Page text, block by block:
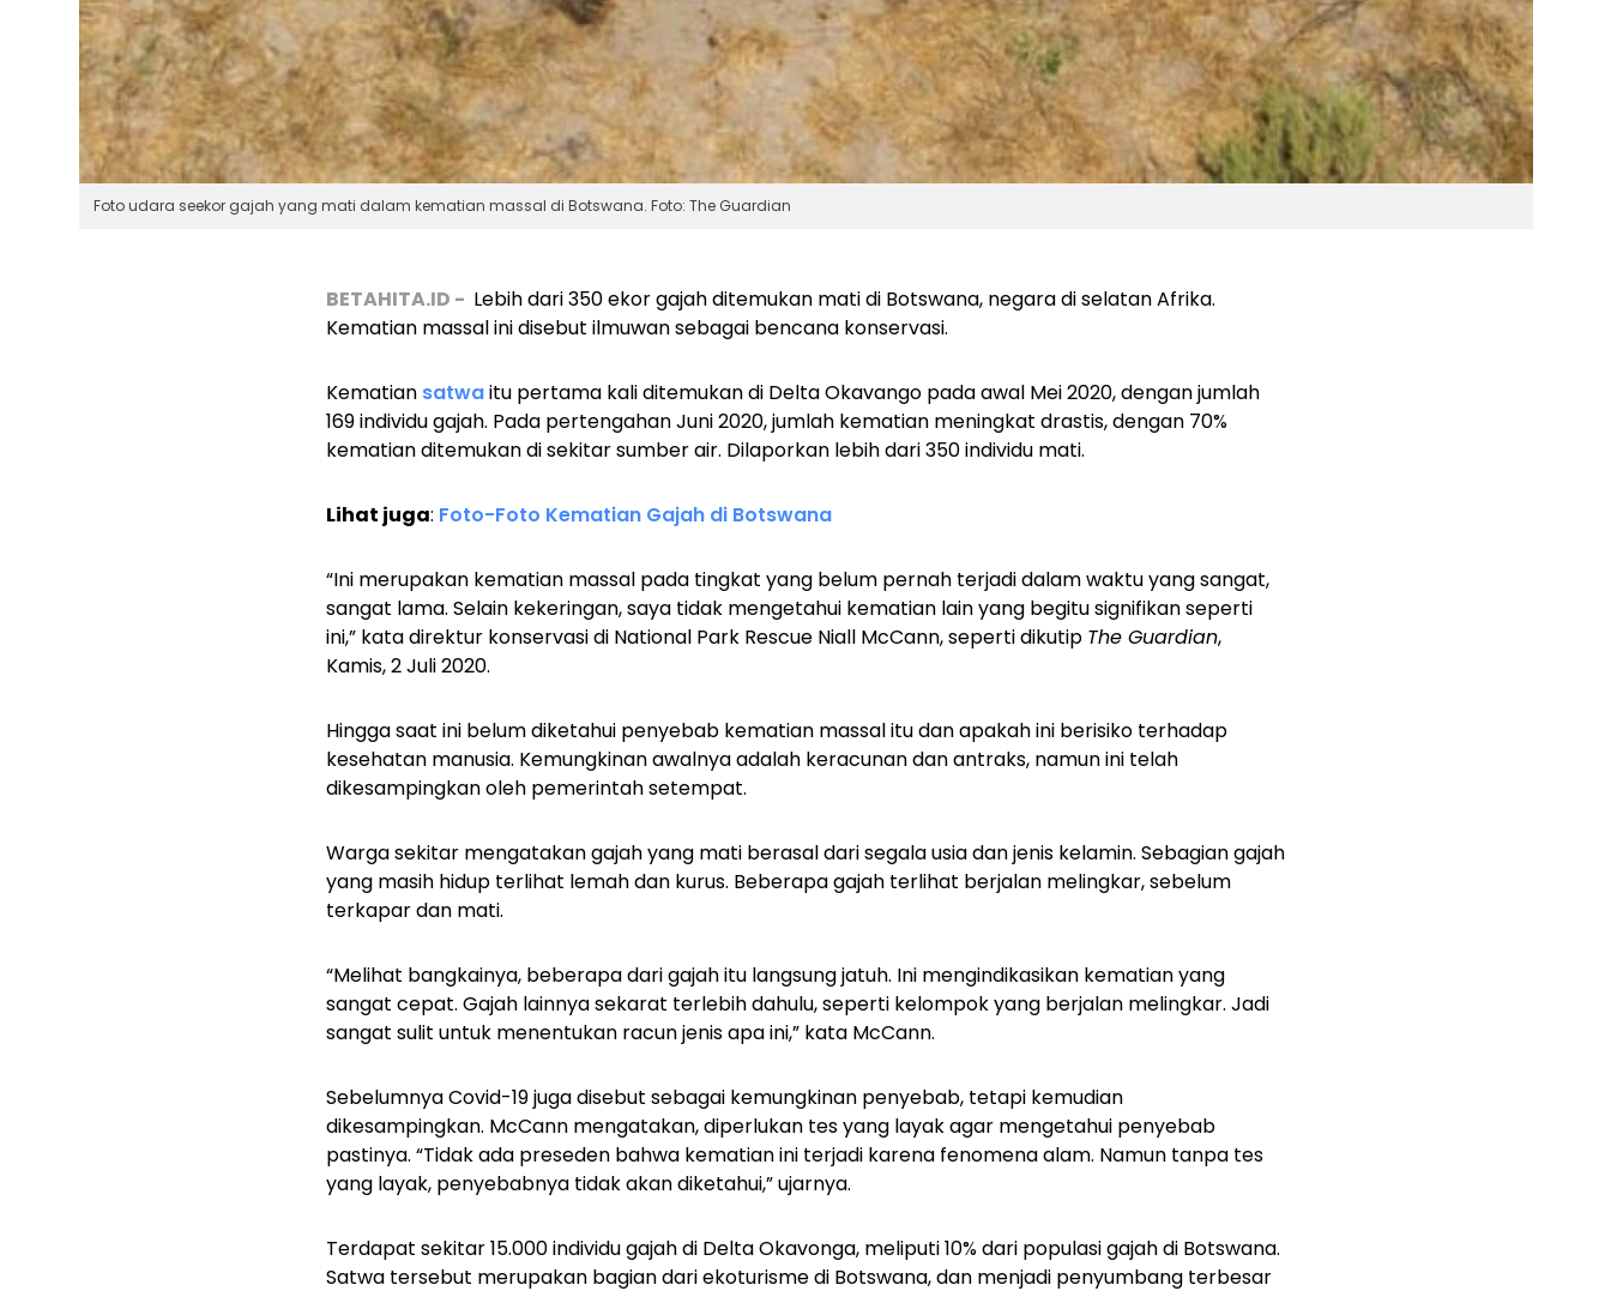
Foto udara seekor gajah yang mati dalam kematian massal di Botswana. Foto: The Guardian
BETAHITA.ID - Lebih dari 350 ekor gajah ditemukan mati di Botswana, negara di selatan Afrika.
Kematian massal ini disebut ilmuwan sebagai bencana konservasi.
Kematian satwaitu pertama kali ditemukan di Delta Okavango pada awal Mei 2020, dengan jumlah
169 individu gajah. Pada pertengahan Juni 2020, jumlah kematian meningkat drastis, dengan 70%
kematian ditemukan di sekitar sumber air. Dilaporkan lebih dari 350 individu mati.
Lihat juga: Foto-Foto Kematian Gajah di Botswana
“Ini merupakan kematian massal pada tingkat yang belum pernah terjadi dalam waktu yang sangat,
sangat lama. Selain kekeringan, saya tidak mengetahui kematian lain yang begitu signifikan seperti
ini,” kata direktur konservasi di National Park Rescue Niall McCann, seperti dikutip The Guardian,
Kamis, 2 Juli 2020.
Hingga saat ini belum diketahui penyebab kematian massal itu dan apakah ini berisiko terhadap
kesehatan manusia. Kemungkinan awalnya adalah keracunan dan antraks, namun ini telah
dikesampingkan oleh pemerintah setempat.
Warga sekitar mengatakan gajah yang mati berasal dari segala usia dan jenis kelamin. Sebagian gajah
yang masih hidup terlihat lemah dan kurus. Beberapa gajah terlihat berjalan melingkar, sebelum
terkapar dan mati.
“Melihat bangkainya, beberapa dari gajah itu langsung jatuh. Ini mengindikasikan kematian yang
sangat cepat. Gajah lainnya sekarat terlebih dahulu, seperti kelompok yang berjalan melingkar. Jadi
sangat sulit untuk menentukan racun jenis apa ini,” kata McCann.
Sebelumnya Covid-19 juga disebut sebagai kemungkinan penyebab, tetapi kemudian
dikesampingkan. McCann mengatakan, diperlukan tes yang layak agar mengetahui penyebab
pastinya. “Tidak ada preseden bahwa kematian ini terjadi karena fenomena alam. Namun tanpa tes
yang layak, penyebabnya tidak akan diketahui,” ujarnya.
Terdapat sekitar 15.000 individu gajah di Delta Okavonga, meliputi 10% dari populasi gajah di Botswana.
Satwa tersebut merupakan bagian dari ekoturisme di Botswana, dan menjadi penyumbang terbesar